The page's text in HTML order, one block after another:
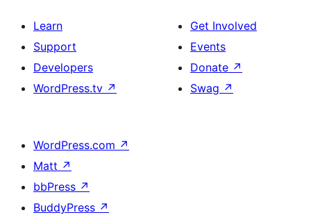
Learn
Support
Developers
WordPress.tv ↗
Get Involved
Events
Donate ↗
Swag ↗
WordPress.com ↗
Matt ↗
bbPress ↗
BuddyPress ↗